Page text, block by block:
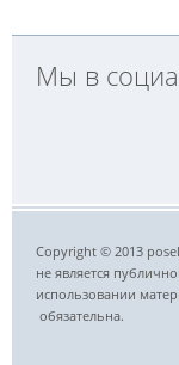
Мы в
Copyright © 2013
не является
использовании
обязательна.